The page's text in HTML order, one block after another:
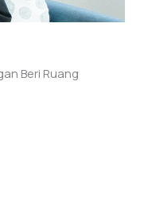
Beri Ruang